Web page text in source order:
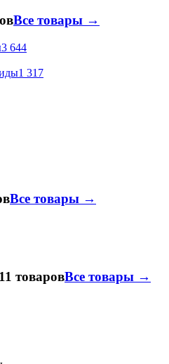
Все товары →
3 644
1 317
Все товары →
11 товаровВсе товары →